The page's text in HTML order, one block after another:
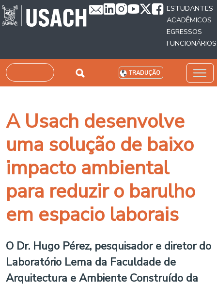
Passar para o conteúdo principal
ESTUDANTES
ACADÊMICOS
EGRESSOS
FUNCIONÁRIOS
Pesquisar TRADUÇÃO
A Usach desenvolve
uma solução de baixo
impacto ambiental
para reduzir o barulho
em espacio laborais
O Dr. Hugo Pérez, pesquisador e diretor do
Laboratório Lema da Faculdade de
Arquitectura e Ambiente Construído da